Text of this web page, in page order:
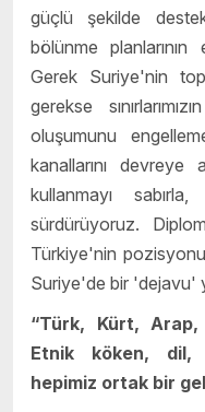
güçlü şekilde
bölünme planlarının
Gerek Suriye'nin
gerekse
oluşumunu
kanallarını devreye
kullanmayı
sürdürüyoruz.
Türkiye'nin
Suriye'de bir 'dejavu'
“Türk, Kürt,
Etnik köken, dil,
hepimiz ortak bir